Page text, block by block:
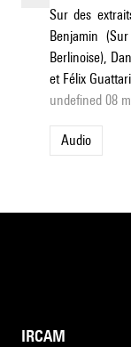
Sur des
Benjamin
Berlinoise),
et Félix
undefined 08
Audio
IRCAM